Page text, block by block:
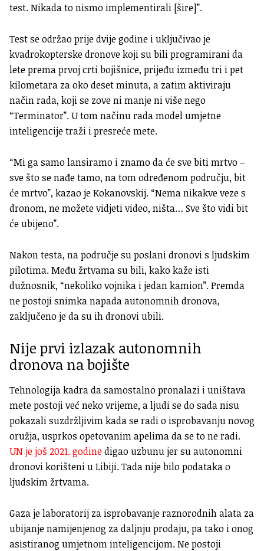
test. Nikada to nismo implementirali [šire]”.
Test se održao prije dvije godine i uključivao je
kvadrokopterske dronove koji su bili programirani da
lete prema prvoj crti bojišnice, prijeđu između tri i pet
kilometara za oko deset minuta, a zatim aktiviraju
način rada, koji se zove ni manje ni više nego
“Terminator”. U tom načinu rada model umjetne
inteligencije traži i presreće mete.
“Mi ga samo lansiramo i znamo da će sve biti mrtvo –
sve što se nađe tamo, na tom određenom području, bit
će mrtvo”, kazao je Kokanovskij. “Nema nikakve veze s
dronom, ne možete vidjeti video, ništa… Sve što vidi bit
će ubijeno”.
Nakon testa, na područje su poslani dronovi s ljudskim
pilotima. Među žrtvama su bili, kako kaže isti
dužnosnik, “nekoliko vojnika i jedan kamion”. Premda
ne postoji snimka napada autonomnih dronova,
zaključeno je da su ih dronovi ubili.
Nije prvi izlazak autonomnih
dronova na bojište
Tehnologija kadra da samostalno pronalazi i uništava
mete postoji već neko vrijeme, a ljudi se do sada nisu
pokazali suzdržljivim kada se radi o isprobavanju novog
oružja, usprkos opetovanim apelima da se to ne radi.
UN je još 2021. godinedigao uzbunu jer su autonomni
dronovi korišteni u Libiji. Tada nije bilo podataka o
ljudskim žrtvama.
Gaza je laboratorij za isprobavanje raznorodnih alata za
ubijanje namijenjenog za daljnju prodaju, pa tako i onog
asistiranog umjetnom inteligencijom. Ne postoji